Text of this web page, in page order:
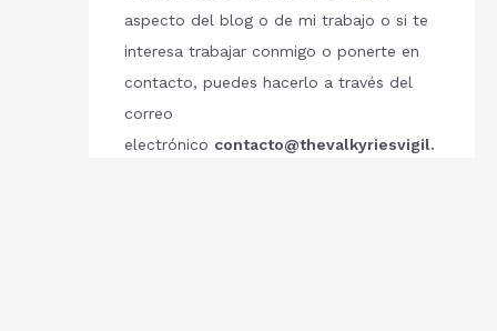
aspecto del blog o de mi trabajo o si te
interesa trabajar conmigo o ponerte en
contacto, puedes hacerlo a través del
correo
electrónico contacto@thevalkyriesvigil.